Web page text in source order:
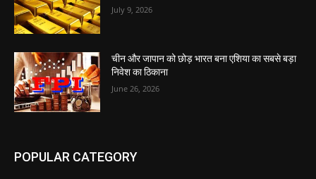
July 9, 2026
चीन और जापान को छोड़ भारत बना एशिया का सबसे बड़ा
निवेश का ठिकाना
June 26, 2026
POPULAR CATEGORY